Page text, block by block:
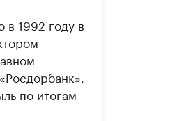
в 1992 году в
по итогам